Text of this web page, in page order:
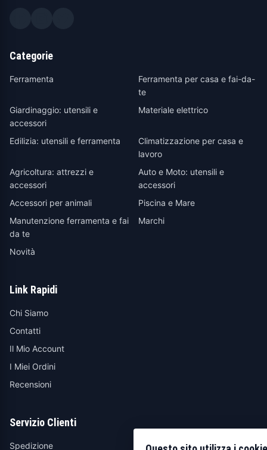
Categorie
Ferramenta
Ferramenta per casa e fai-da-
te
Giardinaggio: utensili e
accessori
Materiale elettrico
Edilizia: utensili e ferramenta
Climatizzazione per casa e
lavoro
Agricoltura: attrezzi e
accessori
Auto e Moto: utensili e
accessori
Accessori per animali
Piscina e Mare
Manutenzione ferramenta e fai
da te
Marchi
Novità
Link Rapidi
Chi Siamo
Contatti
Il Mio Account
I Miei Ordini
Recensioni
Servizio Clienti
Spedizione